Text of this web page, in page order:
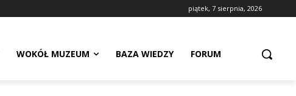
piątek, 7 sierpnia, 2026
WOKÓŁ MUZEUM BAZA WIEDZY FORUM